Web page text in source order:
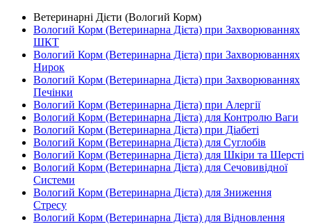
Ветеринарні Дієти (Вологий Корм)
Вологий Корм (Ветеринарна Дієта) при Захворюваннях
ШКТ
Вологий Корм (Ветеринарна Дієта) при Захворюваннях
Нирок
Вологий Корм (Ветеринарна Дієта) при Захворюваннях
Печінки
Вологий Корм (Ветеринарна Дієта) при Алергії
Вологий Корм (Ветеринарна Дієта) для Контролю Ваги
Вологий Корм (Ветеринарна Дієта) при Діабеті
Вологий Корм (Ветеринарна Дієта) для Суглобів
Вологий Корм (Ветеринарна Дієта) для Шкіри та Шерсті
Вологий Корм (Ветеринарна Дієта) для Сечовивідної
Системи
Вологий Корм (Ветеринарна Дієта) для Зниження
Стресу
Вологий Корм (Ветеринарна Дієта) для Відновлення